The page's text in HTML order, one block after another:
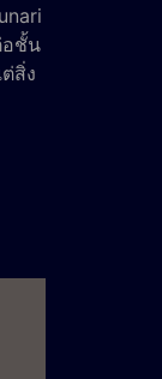
อชั้น
สิ่ง